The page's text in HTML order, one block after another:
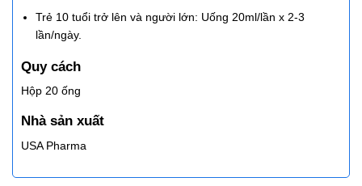
Trẻ 10 tuổi trở lên và người lớn: Uống 20ml/lần x 2-3
lần/ngày.
Quy cách
Hộp 20 ống
Nhà sản xuất
USA Pharma